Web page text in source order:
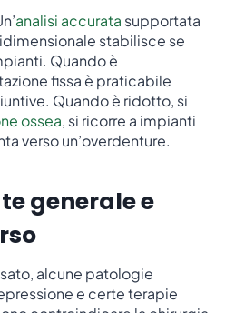
analisi accurata supportata
stabilisce se
Quando è
fissa è praticabile
Quando è ridotto, si
ossea, si ricorre a impianti
verso un’overdenture.
generale e
alcune patologie
e certe terapie